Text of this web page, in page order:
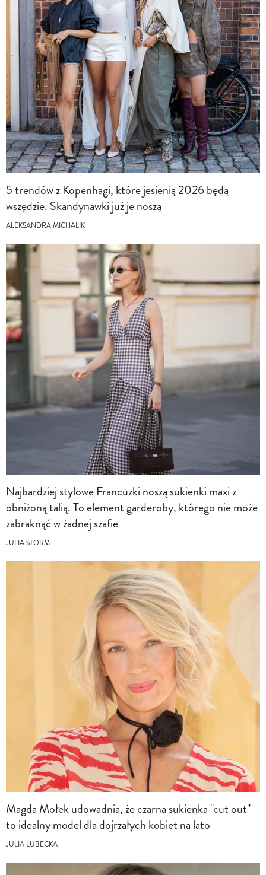
5 trendów z Kopenhagi, które jesienią 2026 będą
wszędzie. Skandynawki już je noszą
ALEKSANDRA MICHALIK
Najbardziej stylowe Francuzki noszą sukienki maxi z
obniżoną talią. To element garderoby, którego nie może
zabraknąć w żadnej szafie
JULIA STORM
Magda Mołek udowadnia, że czarna sukienka "cut out"
to idealny model dla dojrzałych kobiet na lato
JULIA LUBECKA